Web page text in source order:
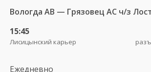
Вологда АВ — Грязовец АС ч/з
15:45
Лисицынский карьер
Ежедневно